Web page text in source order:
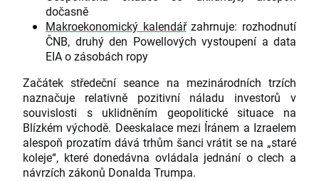
dočasně
Makroekonomický kalendářzahrnuje: rozhodnutí
ČNB, druhý den Powellových vystoupení a data
EIA o zásobách ropy
Začátek středeční seance na mezinárodních trzích
naznačuje relativně pozitivní náladu investorů v
souvislosti s uklidněním geopolitické situace na
Blízkém východě. Deeskalace mezi Íránem a Izraelem
alespoň prozatím dává trhům šanci vrátit se na „staré
koleje“, které donedávna ovládala jednání o clech a
návrzích zákonů Donalda Trumpa.